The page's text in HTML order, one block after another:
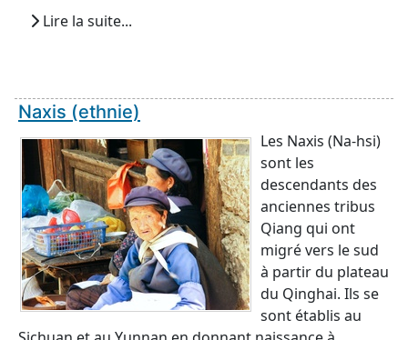
Lire la suite...
Naxis (ethnie)
Les Naxis (Na-hsi)
sont les
descendants des
anciennes tribus
Qiang qui ont
migré vers le sud
à partir du plateau
du Qinghai. Ils se
sont établis au